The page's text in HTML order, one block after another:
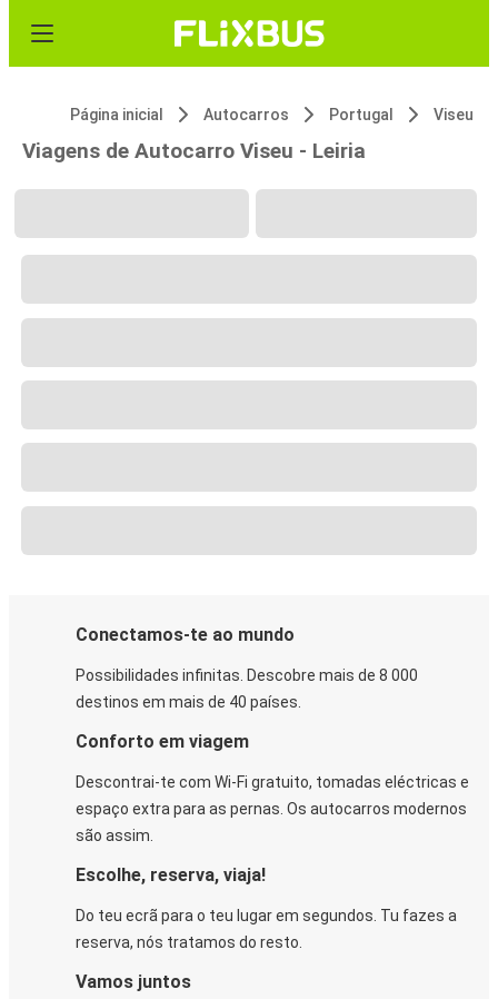
Página inicial Autocarros Portugal Viseu
Viagens de Autocarro Viseu - Leiria
Conectamos-te ao mundo
Possibilidades infinitas. Descobre mais de 8 000
destinos em mais de 40 países.
Conforto em viagem
Descontrai-te com Wi-Fi gratuito, tomadas eléctricas e
espaço extra para as pernas. Os autocarros modernos
são assim.
Escolhe, reserva, viaja!
Do teu ecrã para o teu lugar em segundos. Tu fazes a
reserva, nós tratamos do resto.
Vamos juntos